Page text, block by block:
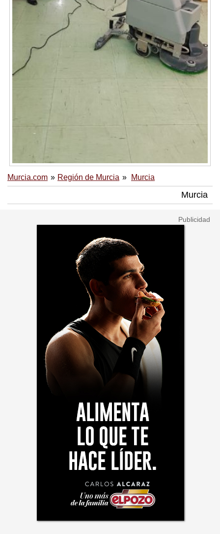
Murcia.com Región de Murcia Murcia
Murcia